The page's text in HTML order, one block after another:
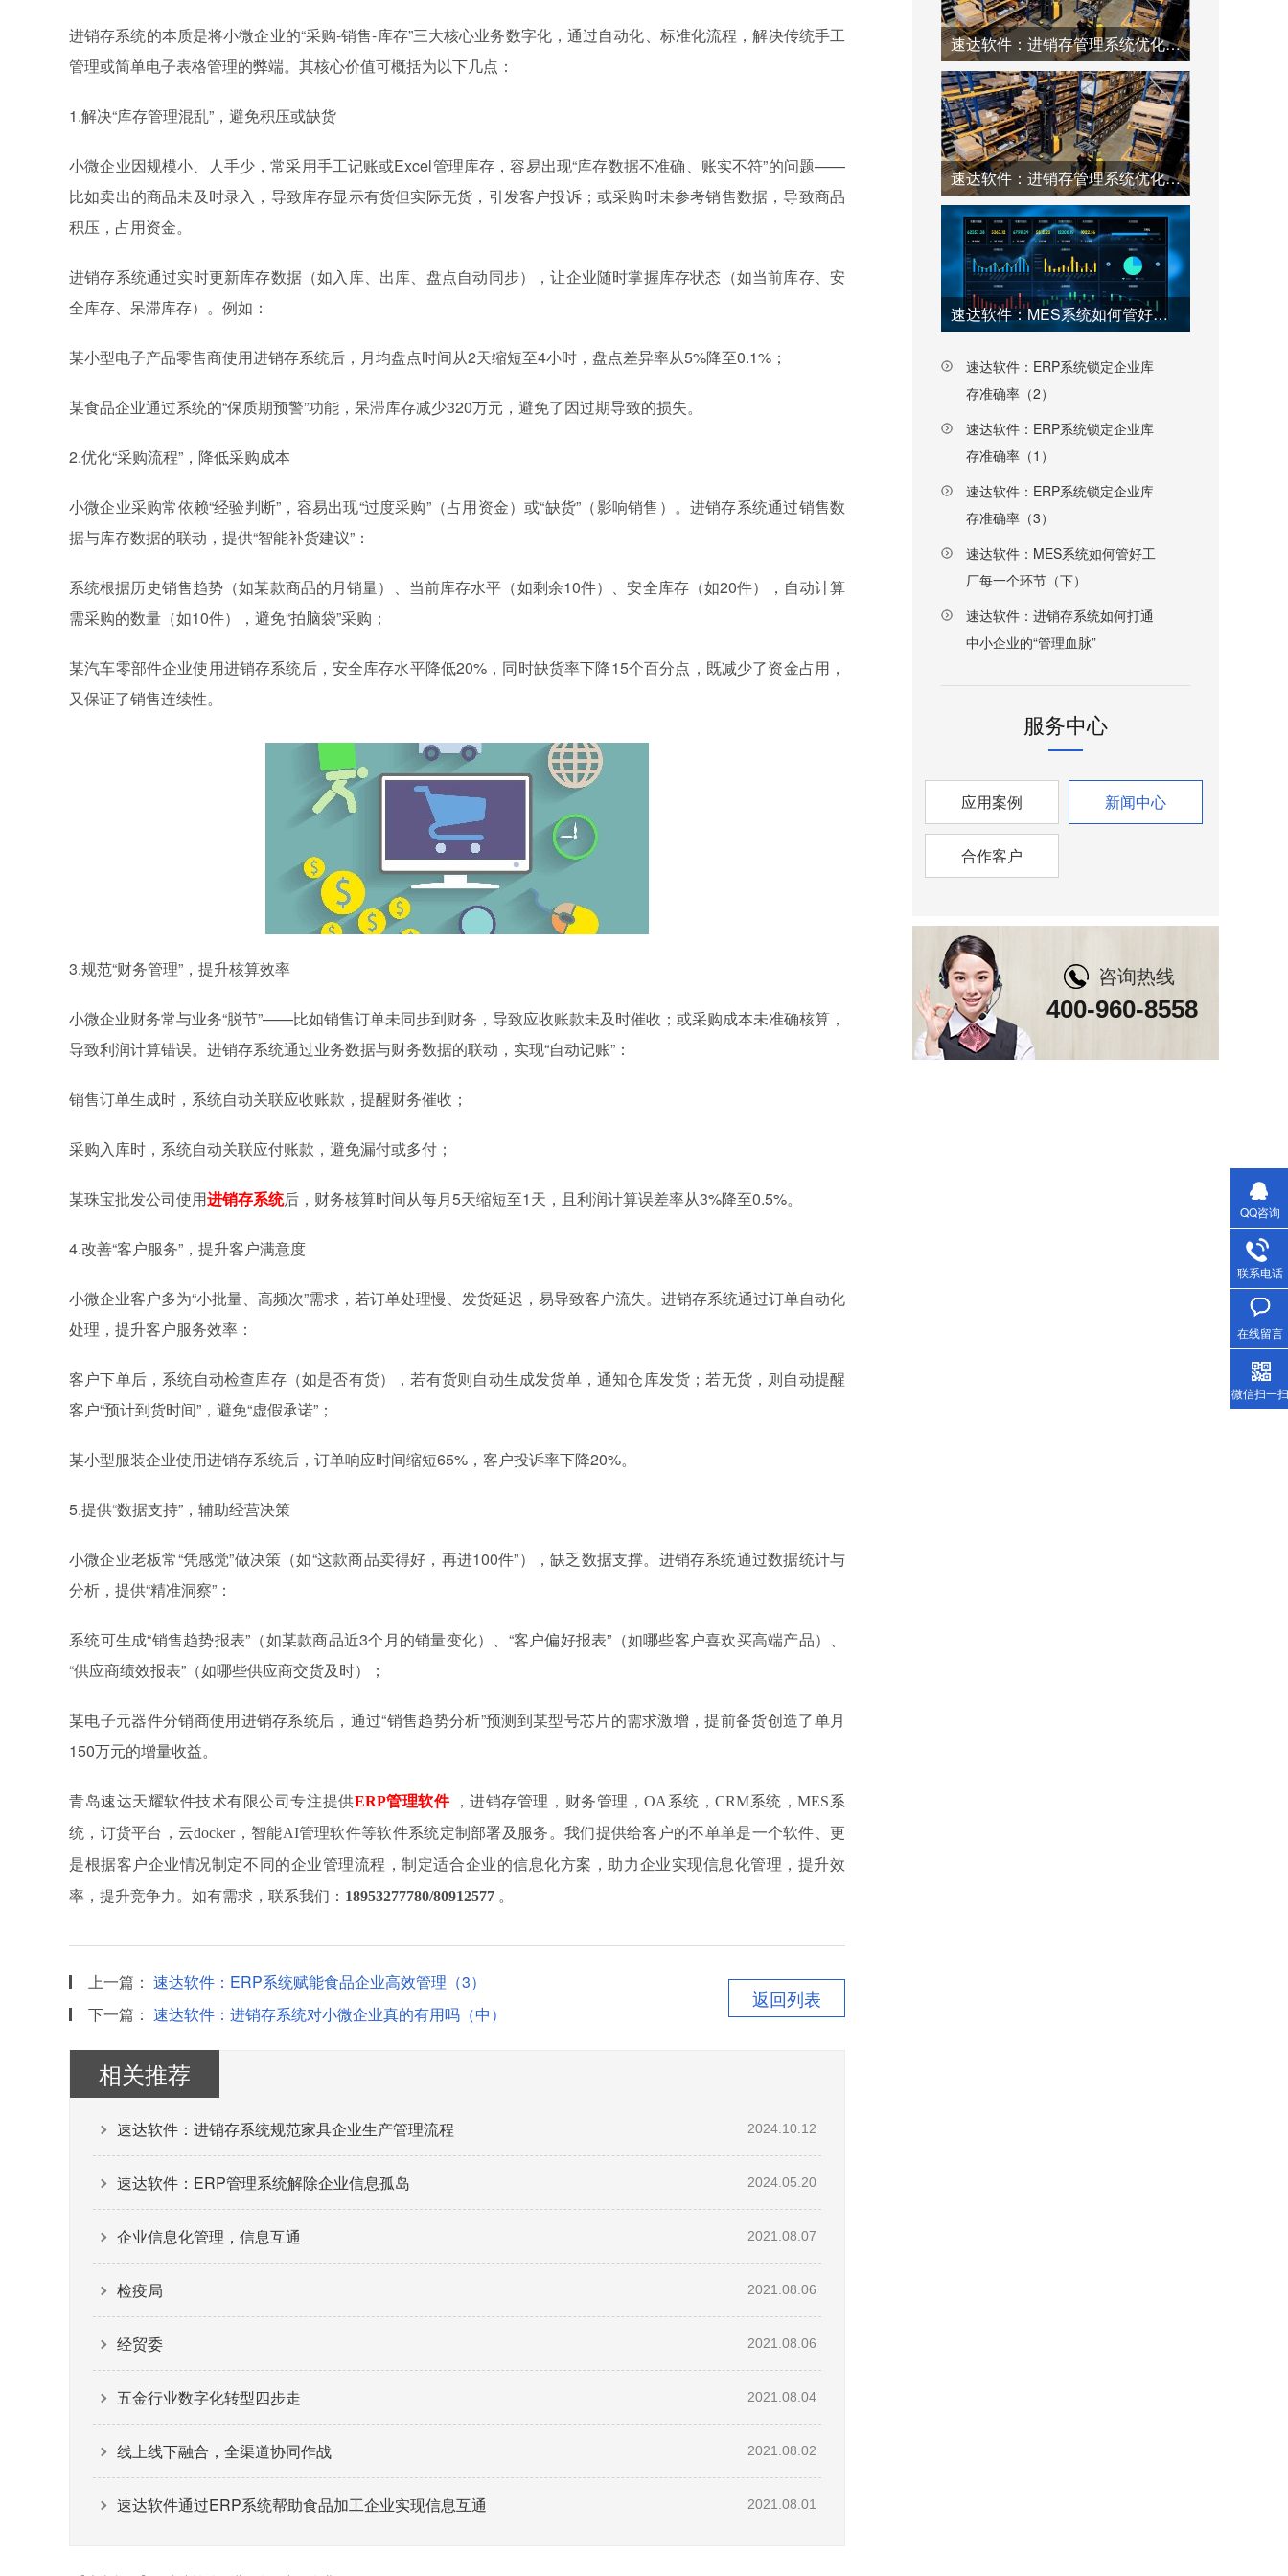
进销存系统的本质是将小微企业的“采购-销售-库存”三大核心业务数字化，通过自动化、标准化流程，解决传统手工
管理或简单电子表格管理的弊端。其核心价值可概括为以下几点：
1.解决“库存管理混乱”，避免积压或缺货
小微企业因规模小、人手少，常采用手工记账或Excel管理库存，容易出现“库存数据不准确、账实不符”的问题——
比如卖出的商品未及时录入，导致库存显示有货但实际无货，引发客户投诉；或采购时未参考销售数据，导致商品
积压，占用资金。
进销存系统通过实时更新库存数据（如入库、出库、盘点自动同步），让企业随时掌握库存状态（如当前库存、安
全库存、呆滞库存）。例如：
某小型电子产品零售商使用进销存系统后，月均盘点时间从2天缩短至4小时，盘点差异率从5%降至0.1%；
某食品企业通过系统的“保质期预警”功能，呆滞库存减少320万元，避免了因过期导致的损失。
2.优化“采购流程”，降低采购成本
小微企业采购常依赖“经验判断”，容易出现“过度采购”（占用资金）或“缺货”（影响销售）。进销存系统通过销售数
据与库存数据的联动，提供“智能补货建议”：
系统根据历史销售趋势（如某款商品的月销量）、当前库存水平（如剩余10件）、安全库存（如20件），自动计算
需采购的数量（如10件），避免“拍脑袋”采购；
某汽车零部件企业使用进销存系统后，安全库存水平降低20%，同时缺货率下降15个百分点，既减少了资金占用，
又保证了销售连续性。
3.规范“财务管理”，提升核算效率
小微企业财务常与业务“脱节”——比如销售订单未同步到财务，导致应收账款未及时催收；或采购成本未准确核算，
导致利润计算错误。进销存系统通过业务数据与财务数据的联动，实现“自动记账”：
销售订单生成时，系统自动关联应收账款，提醒财务催收；
采购入库时，系统自动关联应付账款，避免漏付或多付；
某珠宝批发公司使用进销存系统后，财务核算时间从每月5天缩短至1天，且利润计算误差率从3%降至0.5%。
4.改善“客户服务”，提升客户满意度
小微企业客户多为“小批量、高频次”需求，若订单处理慢、发货延迟，易导致客户流失。进销存系统通过订单自动化
处理，提升客户服务效率：
客户下单后，系统自动检查库存（如是否有货），若有货则自动生成发货单，通知仓库发货；若无货，则自动提醒
客户“预计到货时间”，避免“虚假承诺”；
某小型服装企业使用进销存系统后，订单响应时间缩短65%，客户投诉率下降20%。
5.提供“数据支持”，辅助经营决策
小微企业老板常“凭感觉”做决策（如“这款商品卖得好，再进100件”），缺乏数据支撑。进销存系统通过数据统计与
分析，提供“精准洞察”：
系统可生成“销售趋势报表”（如某款商品近3个月的销量变化）、“客户偏好报表”（如哪些客户喜欢买高端产品）、
“供应商绩效报表”（如哪些供应商交货及时）；
某电子元器件分销商使用进销存系统后，通过“销售趋势分析”预测到某型号芯片的需求激增，提前备货创造了单月
150万元的增量收益。
青岛速达天耀软件技术有限公司专注提供ERP管理软件
，进销存管理，财务管理，OA系统，CRM系统，MES系
统，订货平台，云docker，智能AI管理软件等软件系统定制部署及服务。我们提供给客户的不单单是一个软件、更
是根据客户企业情况制定不同的企业管理流程，制定适合企业的信息化方案，助力企业实现信息化管理，提升效
率，提升竞争力。如有需求，联系我们： 18953277780/80912577 。
上一篇： 速达软件：ERP系统赋能食品企业高效管理（3）
下一篇： 速达软件：进销存系统对小微企业真的有用吗（中）
返回列表
相关推荐
速达软件：进销存系统规范家具企业生产管理流程 2024.10.12
速达软件：ERP管理系统解除企业信息孤岛 2024.05.20
企业信息化管理，信息互通 2021.08.07
检疫局 2021.08.06
经贸委 2021.08.06
五金行业数字化转型四步走 2021.08.04
线上线下融合，全渠道协同作战 2021.08.02
速达软件通过ERP系统帮助食品加工企业实现信息互通 2021.08.01
速达软件：进销存管理系统优化仓库工厂效率（2）
速达软件：进销存管理系统优化仓库工厂效率（1）
速达软件：MES系统如何管好工厂每一个环节（上）
速达软件：ERP系统锁定企业库
存准确率（2）
速达软件：ERP系统锁定企业库
存准确率（1）
速达软件：ERP系统锁定企业库
存准确率（3）
速达软件：MES系统如何管好工
厂每一个环节（下）
速达软件：进销存系统如何打通
中小企业的“管理血脉”
服务中心
应用案例 新闻中心
合作客户
咨询热线
400-960-8558
QQ咨询
联系电话
在线留言
微信扫一扫